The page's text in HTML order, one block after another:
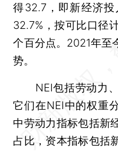
得32.7，即新经济
32.7%，按可比口径
个百分点。2021年至
势。
NEI包括劳动力、
它们在NEI中的权重
中劳动力指标包括新
占比，资本指标包括